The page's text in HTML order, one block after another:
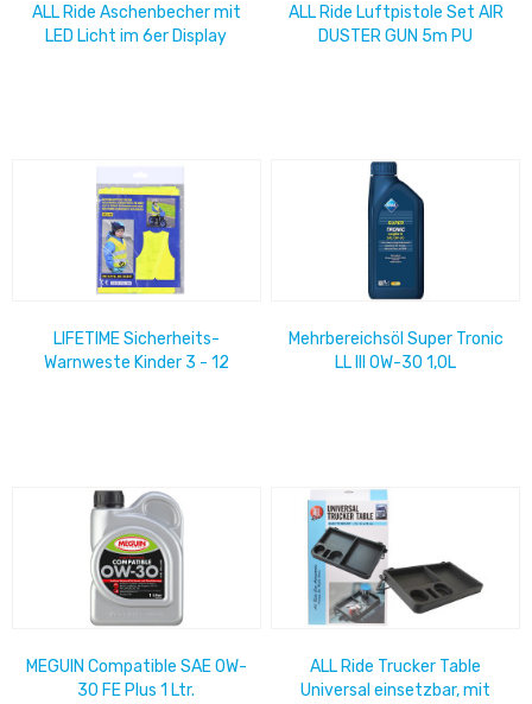
ALL Ride Aschenbecher mit
LED Licht im 6er Display
ALL Ride Luftpistole Set AIR
DUSTER GUN 5m PU
LIFETIME Sicherheits-
Warnweste Kinder 3 - 12
Mehrbereichsöl Super Tronic
LL III 0W-30 1,0L
MEGUIN Compatible SAE 0W-
30 FE Plus 1 Ltr.
ALL Ride Trucker Table
Universal einsetzbar, mit